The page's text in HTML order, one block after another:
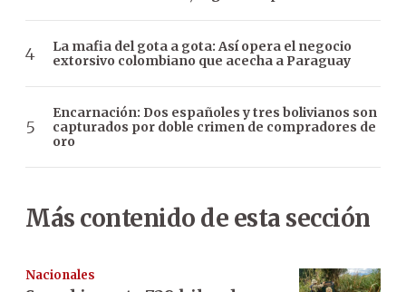
La mafia del gota a gota: Así opera el negocio
extorsivo colombiano que acecha a Paraguay
Encarnación: Dos españoles y tres bolivianos son
capturados por doble crimen de compradores de
oro
Más contenido de esta sección
Nacionales